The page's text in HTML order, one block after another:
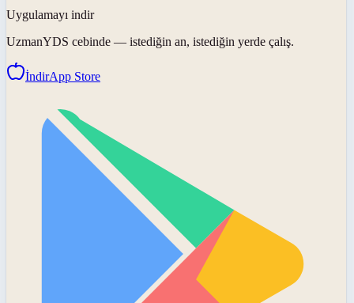
Uygulamayı indir
UzmanYDS cebinde — istediğin an, istediğin yerde çalış.
İndirApp Store